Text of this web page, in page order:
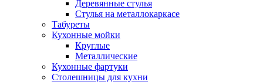
Деревянные стулья
Стулья на металлокаркасе
Табуреты
Кухонные мойки
Круглые
Металлические
Кухонные фартуки
Столешницы для кухни